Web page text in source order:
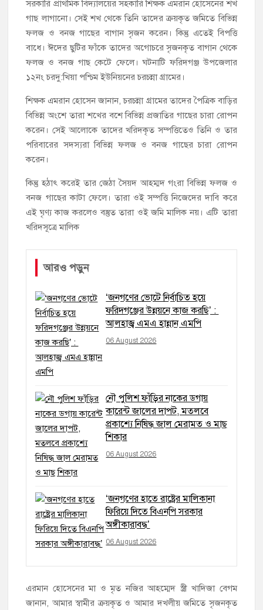
চেক বিতরণ
হাজীগঞ্জ ডিগ্রি কলেজ গভীর শ্রদ্ধার সঙ্গে জুলাই গণঅভ্যুত্থানের সকল
শহীদকে স্মরণ
হাজীগঞ্জের যুবধারা সমবায় ক্ষুদ্রঋণ পুনরায় চালু করে মানুষের আমানতের
হাজীগঞ্জের বাকিলা উবির অভিভাবক সদস্য হোসেন মোল্লা লিটন সম্মাননা
পেলেন
গণঅভ্যুত্থান দিবসে ফরিদগঞ্জ মাদ্রাসা মাঠে বিএনপির গণসমাবেশ
হাজীগঞ্জের ২নং দক্ষিণ পশ্চিম রাজারগাঁও সপ্রাবিতে মা সমাবেশ ও
পরিচিতি সভা
চাঁদপুর জেলা জিয়া সাইবার ফোর্সের সভাপতি হাজীগঞ্জের কৃতী সন্তান
এসএম সবুজ হোসেন
সরকারি প্রাথমিক বিদ্যালয়ের সহকারি শিক্ষক এমরান হোসেনের শখ
গাছ লাগানো। সেই শখ থেকে তিনি তাদের ক্রয়কৃত জমিতে বিভিন্ন
ফলজ ও বনজ গাছের বাগান সৃজন করেন। কিন্তু এতেই বিপত্তি
বাধে। ঈদের ছুটির ফাঁকে তাদের অগোচরে সৃজনকৃত বাগান থেকে
ফলজ ও বনজ গাছ কেটে ফেলে। ঘটনাটি ফরিদগঞ্জ উপজেলার
১২নং চরদু:খিয়া পশ্চিম ইউনিয়নের চরচন্না গ্রামের।
শিক্ষক এমরান হোসেন জানান, চরচন্না গ্রামের তাদের পৈত্রিক বাড়ির
বিভিন্ন অংশে তারা শখের বশে বিভিন্ন প্রজাতির গাছের চারা রোপন
করেন। সেই আলোকে তাদের খরিদকৃত সম্পত্তিতেও তিনি ও তার
পরিবারের সদস্যরা বিভিন্ন ফলজ ও বনজ গাছের চারা রোপন
করেন।
কিন্তু হঠাৎ করেই তার জেঠা সৈয়দ আহম্মদ গংরা বিভিন্ন ফলজ ও
বনজ গাছের কাটা ফেলে। তারা ওই সম্পত্তি নিজেদের দাবি করে
এই ঘৃণ্য কাজ করলেও বস্তুত তারা ওই জমি মালিক নয়। এটি তারা
খরিদসূত্রে মালিক
আরও পড়ুন
‘জনগণের ভোটে নির্বাচিত হয়ে
ফরিদগঞ্জের উন্নয়নে কাজ করছি’ :
আলহাজ্ব এমএ হান্নান এমপি
06 August 2026
নৌ পুলিশ ফাঁড়ির নাকের ডগায়
কারেন্ট জালের দাপট, মতলবে
প্রকাশ্যে নিষিদ্ধ জাল মেরামত ও মাছ
শিকার
06 August 2026
‘জনগণের হাতে রাষ্ট্রের মালিকানা
ফিরিয়ে দিতে বিএনপি সরকার
অঙ্গীকারাবদ্ধ’
06 August 2026
এরমান হোসেনের মা ও মৃত নজির আহম্মেদ স্ত্রী খাদিজা বেগম
জানান, আমার স্বামীর ক্রয়কৃত ও আমার দখলীয় জমিতে সৃজনকৃত